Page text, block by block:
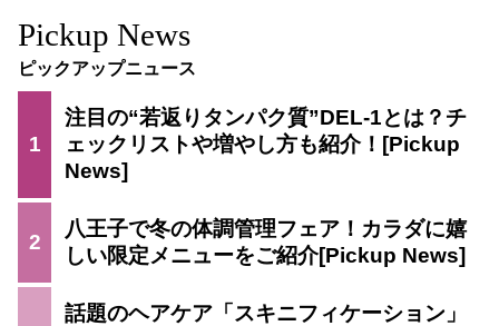
Pickup News
ピックアップニュース
1
注目の“若返りタンパク質”DEL-1とは？チ
ェックリストや増やし方も紹介！
2
八王子で冬の体調管理フェア！カラダに嬉
しい限定メニューをご紹介
話題のヘアケア「スキニフィケーション」